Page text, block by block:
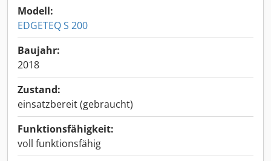
Modell:
EDGETEQ S 200
Baujahr:
2018
Zustand:
einsatzbereit (gebraucht)
Funktionsfähigkeit:
voll funktionsfähig